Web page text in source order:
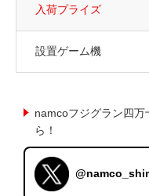
入荷プライズ
設置ゲーム機
namcoフジグラン四万
ら！